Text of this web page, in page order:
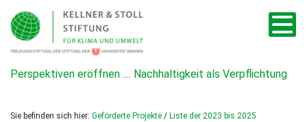
Perspektiven eröffnen .... Nachhaltigkeit als Verpflichtung
Sie befinden sich hier: Geförderte Projekte / Liste der 2023 bis 2025